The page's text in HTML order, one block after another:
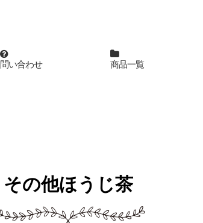
問い合わせ 商品一覧
その他ほうじ茶